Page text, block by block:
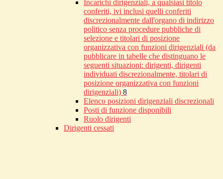
Incarichi dirigenziali, a qualsiasi titolo
conferiti, ivi inclusi quelli conferiti
discrezionalmente dall'organo di indirizzo
politico senza procedure pubbliche di
selezione e titolari di posizione
organizzativa con funzioni dirigenziali (da
pubblicare in tabelle che distinguano le
seguenti situazioni: dirigenti, dirigenti
individuati discrezionalmente, titolari di
posizione organizzativa con funzioni
dirigenziali) 8
Elenco posizioni dirigenziali discrezionali
Posti di funzione disponibili
Ruolo dirigenti
Dirigenti cessati